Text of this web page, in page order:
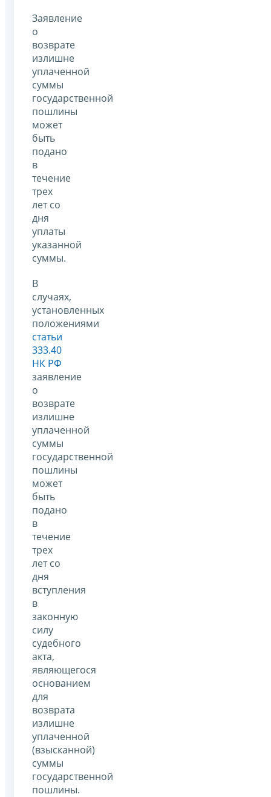
Заявление
о
возврате
излишне
уплаченной
суммы
государственной
пошлины
может
быть
подано
в
течение
трех
лет со
дня
уплаты
указанной
суммы.
В
случаях,
установленных
положениями
статьи
333.40
НК РФ
заявление
о
возврате
излишне
уплаченной
суммы
государственной
пошлины
может
быть
подано
в
течение
трех
лет со
дня
вступления
в
законную
силу
судебного
акта,
являющегося
основанием
для
возврата
излишне
уплаченной
(взысканной)
суммы
государственной
пошлины.